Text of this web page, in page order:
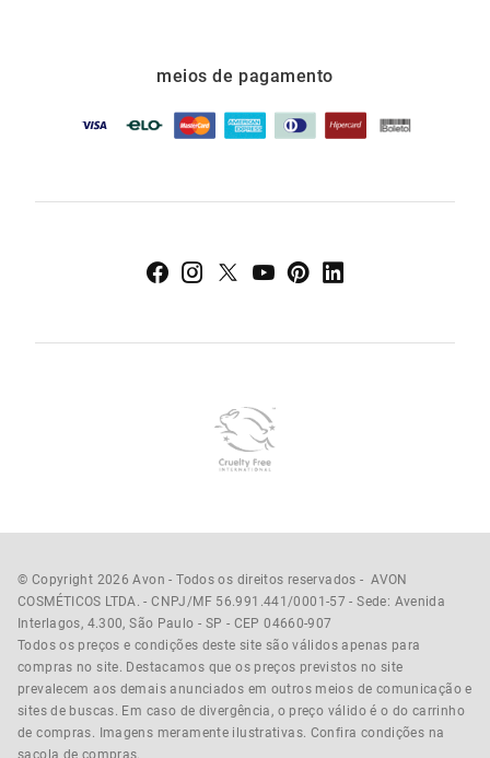
meios de pagamento
© Copyright 2026 Avon - Todos os direitos reservados - AVON
COSMÉTICOS LTDA. - CNPJ/MF 56.991.441/0001-57 - Sede: Avenida
Interlagos, 4.300, São Paulo - SP - CEP 04660-907
Todos os preços e condições deste site são válidos apenas para
compras no site. Destacamos que os preços previstos no site
prevalecem aos demais anunciados em outros meios de comunicação e
sites de buscas. Em caso de divergência, o preço válido é o do carrinho
de compras. Imagens meramente ilustrativas. Confira condições na
sacola de compras.